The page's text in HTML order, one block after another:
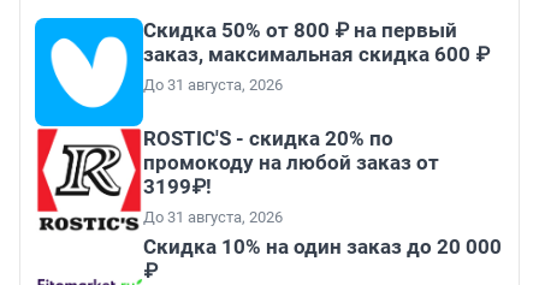
Скидка 50% от 800 ₽ на первый
заказ, максимальная скидка 600 ₽
До 31 августа, 2026
ROSTIC'S - скидка 20% по
промокоду на любой заказ от
3199₽!
До 31 августа, 2026
Скидка 10% на один заказ до 20 000
₽